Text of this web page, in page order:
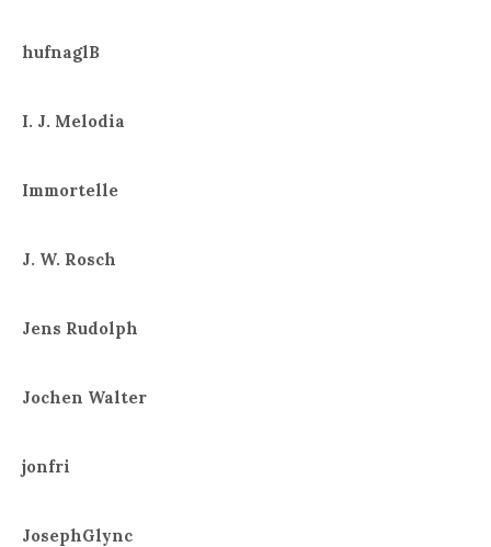
hufnaglB
I. J. Melodia
Immortelle
J. W. Rosch
Jens Rudolph
Jochen Walter
jonfri
JosephGlync